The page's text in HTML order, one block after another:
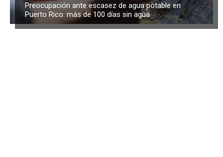
Preocupación ante escasez de agua potable en
Puerto Rico: más de 100 días sin agua